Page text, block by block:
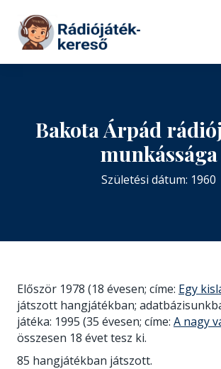
Tovább a tartalomhoz
Bakota Árpád
munkássága
Születési dátum: 1960
Először 1978 (18 évesen; címe: Egy
játszott hangjátékban;
játéka: 1995 (35 évesen; címe: A nagy
összesen 18 évet tesz ki.
85 hangjátékban játszott.